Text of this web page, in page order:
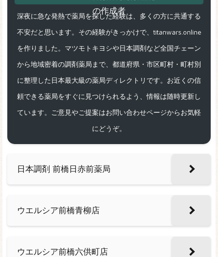
深夜に急な発熱で薬局を探した経験は、多くの方に共通する
不安だと思います。その経験がきっかけで、titanwars.online
を作りました。マツモトキヨシや日本調剤など全国チェーン
から地域密着の調剤薬局まで、都道府県・市区町村・町村別
に整理した日本最大級の薬局ディレクトリです。お近くの信
頼できる薬局をすぐに見つけられるよう、情報は随時更新し
ています。ご意見やご提案はお問い合わせページからお気軽
にどうぞ。
日本調剤 前橋日赤前薬局
ウエルシア前橋青柳店
ウエルシア前橋六供町店